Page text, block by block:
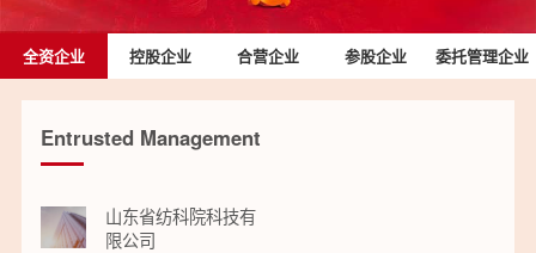
全资企业 控股企业 合营企业 参股企业 委托管理企业
Entrusted Management
山东省纺科院科技有
限公司